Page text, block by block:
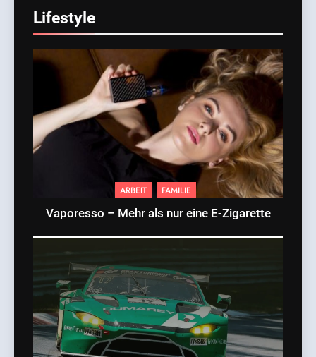
Lifestyle
ARBEIT FAMILIE
Vaporesso – Mehr als nur eine E-Zigarette